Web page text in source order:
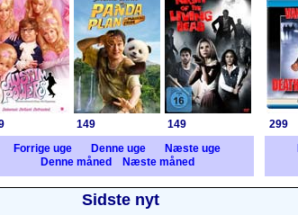
149
149
Forrige uge
Denne uge
Næste uge
Denne måned
Næste måned
299
Sidste nyt